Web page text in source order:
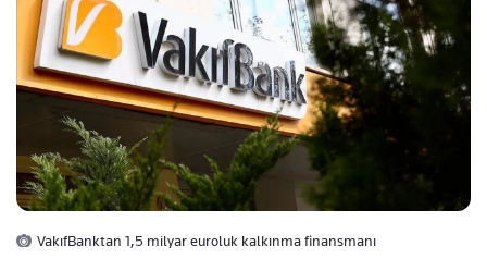
VakıfBanktan 1,5 milyar euroluk kalkınma finansmanı